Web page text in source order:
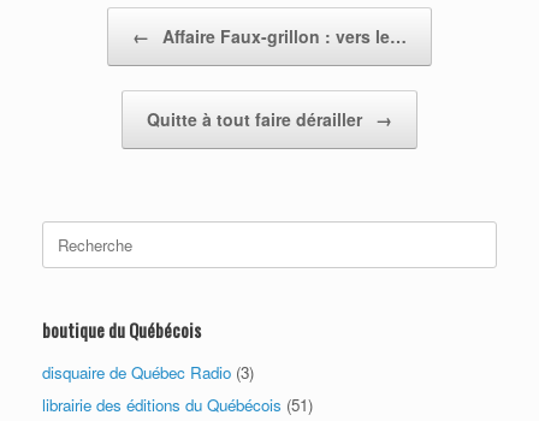
← Affaire Faux-grillon : vers le…
Quitte à tout faire dérailler →
for:
boutique du Québécois
disquaire de Québec Radio (3)
librairie des éditions du Québécois (51)